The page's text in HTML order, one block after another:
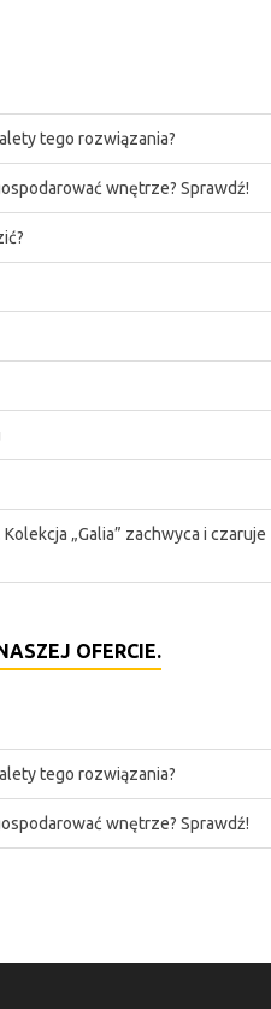
tego rozwiązania?
wnętrze? Sprawdź!
„Galia” zachwyca i czaruje
OFERCIE.
tego rozwiązania?
wnętrze? Sprawdź!